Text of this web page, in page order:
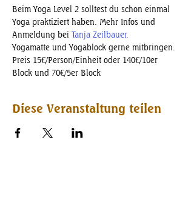
Beim Yoga Level 2 solltest du schon einmal
Yoga praktiziert haben. Mehr Infos und
Anmeldung bei Tanja Zeilbauer.
Yogamatte und Yogablock gerne mitbringen.
Preis 15€/Person/Einheit oder 140€/10er
Block und 70€/5er Block
Diese Veranstaltung teilen